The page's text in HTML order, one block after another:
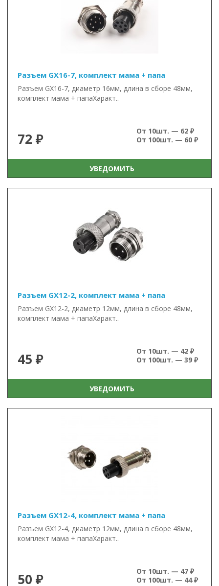
Разъем GX16-7, комплект мама + папа
Разъем GX16-7, диаметр 16мм, длина в сборе 48мм,
комплект мама + папаХаракт..
72 ₽
От 10шт. — 62 ₽
От 100шт. — 60 ₽
УВЕДОМИТЬ
Разъем GX12-2, комплект мама + папа
Разъем GX12-2, диаметр 12мм, длина в сборе 48мм,
комплект мама + папаХаракт..
45 ₽
От 10шт. — 42 ₽
От 100шт. — 39 ₽
УВЕДОМИТЬ
Разъем GX12-4, комплект мама + папа
Разъем GX12-4, диаметр 12мм, длина в сборе 48мм,
комплект мама + папаХаракт..
50 ₽
От 10шт. — 47 ₽
От 100шт. — 44 ₽